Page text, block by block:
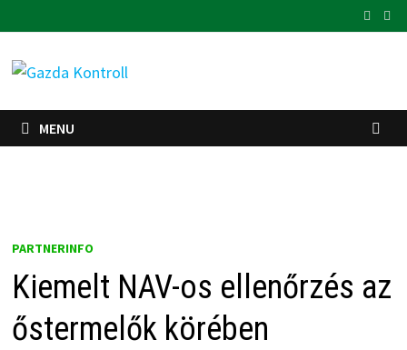
to
content
MENU
PARTNERINFO
Kiemelt NAV-os ellenőrzés az
őstermelők körében